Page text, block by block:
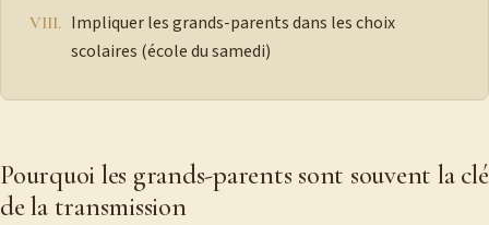
Impliquer les grands-parents dans les choix
scolaires (école du samedi)
Pourquoi les grands-parents sont souvent la clé
de la transmission